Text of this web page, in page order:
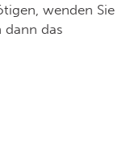
wenden Sie
dann das